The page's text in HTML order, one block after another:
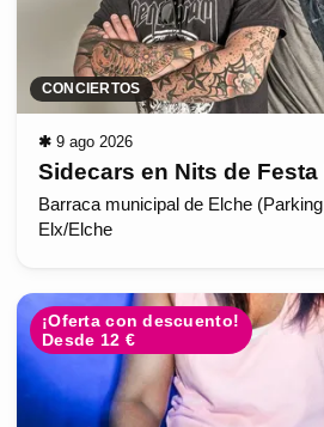
CONCIERTOS
✱ 9 ago 2026
Sidecars en Nits de Festa
Barraca municipal de Elche
Elx/Elche
¡Oferta con descuento!
Desde 12 €